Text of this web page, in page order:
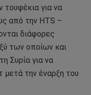
τουφέκια για να
από την HTS –
διάφορες
των οποίων και
Συρία για να
μετά την έναρξη του